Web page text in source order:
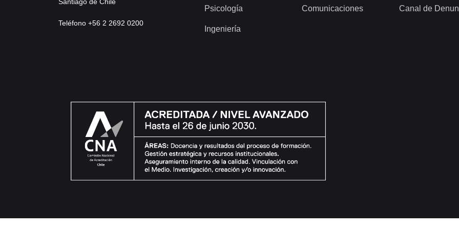
Santiago de Chile
Teléfono +56 2 2692 0200
Psicología
Ingeniería
Comunicaciones Canal de